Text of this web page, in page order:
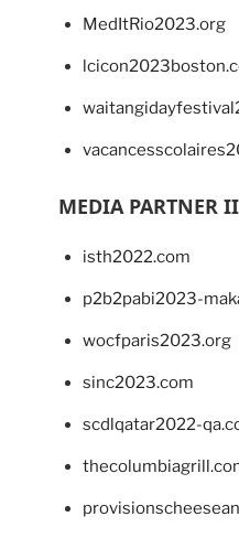
MedItRio2023.org
MEDIA PARTNER II
isth2022.com
p2b2pabi2023-
wocfparis2023.org
sinc2023.com
scdlqatar2022-